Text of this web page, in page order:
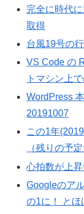
完全に時代
取得
台風19号の
VS Code の
トマシン上
WordPress
20191007
この1年
（残りの予定
心拍数が上
Googleのア
の1に！ とほ